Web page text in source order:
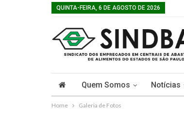
QUINTA-FEIRA, 6 DE AGOSTO DE 2026
Quem Somos Notícias
Home Galeria de Fotos